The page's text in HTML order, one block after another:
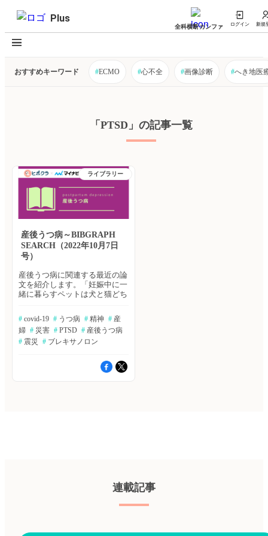
Plus
全科横断カンファ ログイン 新規
おすすめキーワード #ECMO #心不全 #画像診断 #へき地医
「PTSD」の記事一覧
ライブラリー
産後うつ病～BIBGRAPH
SEARCH（2022年10月7日
号）
産後うつ病に関連する最近の論
文を紹介します。「妊娠中に一
緒に暮らすペットは犬と猫どち
か」「2019年、FADより承認さ
れた産後うつ病治療薬の有効性
は」やCOVID-19や震災による
産後うつ病リスクへの影響な
会にぜひご覧ください。（エク
で初めて承認された産後うつ病
治療薬brexanolone、その効果
とは Epperson CN, et al. J Affect
む 産後うつ病とCOVID-19パン
# covid-19 # うつ病 # 精神 # 産
婦 # 災害 # PTSD # 産後うつ病
# 震災 # ブレキサノロン
連載記事